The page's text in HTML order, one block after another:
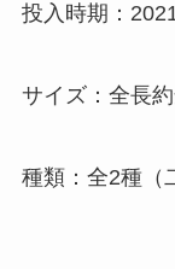
投入時期：
サイズ：全長
種類：全2種（